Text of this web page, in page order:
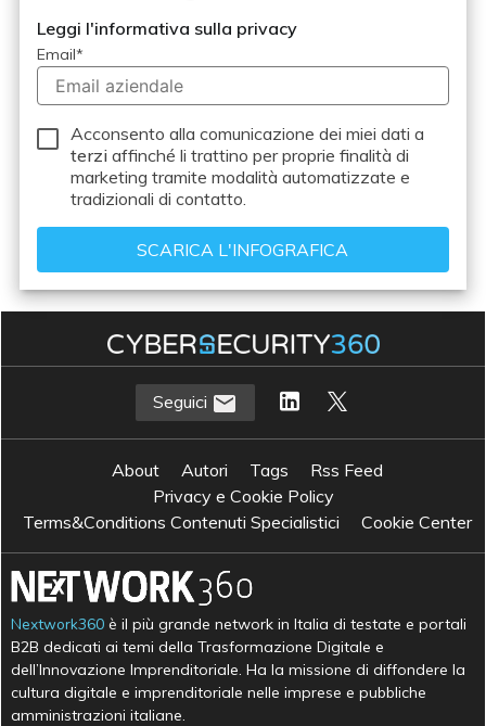
Leggi l'informativa sulla privacy
Email*
Acconsento alla comunicazione dei miei dati a
terzi affinché li trattino per proprie finalità di
marketing tramite modalità automatizzate e
tradizionali di contatto.
Seguici
About Autori Tags
Rss Feed
Privacy e Cookie Policy
Terms&Conditions Contenuti Specialistici
Cookie Center
Nextwork360 è il più grande network in Italia di testate e portali
B2B dedicati ai temi della Trasformazione Digitale e
dell’Innovazione Imprenditoriale. Ha la missione di diffondere la
cultura digitale e imprenditoriale nelle imprese e pubbliche
amministrazioni italiane.